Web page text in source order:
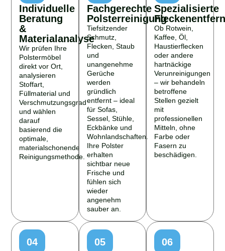
Individuelle
Beratung
&
Materialanalyse
Wir prüfen Ihre
Polstermöbel
direkt vor Ort,
analysieren
Stoffart,
Füllmaterial und
Verschmutzungsgrad
und wählen
darauf
basierend die
optimale,
materialschonende
Reinigungsmethode.
Fachgerechte
Polsterreinigung
Tiefsitzender
Schmutz,
Flecken, Staub
und
unangenehme
Gerüche
werden
gründlich
entfernt – ideal
für Sofas,
Sessel, Stühle,
Eckbänke und
Wohnlandschaften.
Ihre Polster
erhalten
sichtbar neue
Frische und
fühlen sich
wieder
angenehm
sauber an.
Spezialisierte
Ob Rotwein,
Kaffee, Öl,
Haustierflecken
oder andere
hartnäckige
Verunreinigungen
– wir behandeln
betroffene
Stellen gezielt
mit
professionellen
Mitteln, ohne
Farbe oder
Fasern zu
beschädigen.
04
05
06